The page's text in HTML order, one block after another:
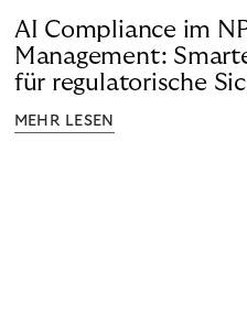
AI Compliance im
Management:
für regulatorische
MEHR LESEN